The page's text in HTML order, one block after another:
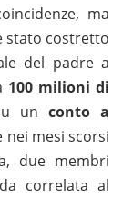
ma
stato costretto
del padre a
100 milioni di
un conto a
mesi scorsi
due membri
correlata al